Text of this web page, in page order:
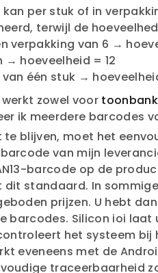
kan per stuk of in
terwijl de
verpakking van 6 →
→ hoeveelheid = 12
één stuk →
zowel voor
ik meerdere barcodes
te blijven, moet het
van mijn
barcode op de
dit standaard. In
prijzen. U hebt
barcodes. Silicon ioi
het systeem bij
eveneens met de
traceerbaarheid